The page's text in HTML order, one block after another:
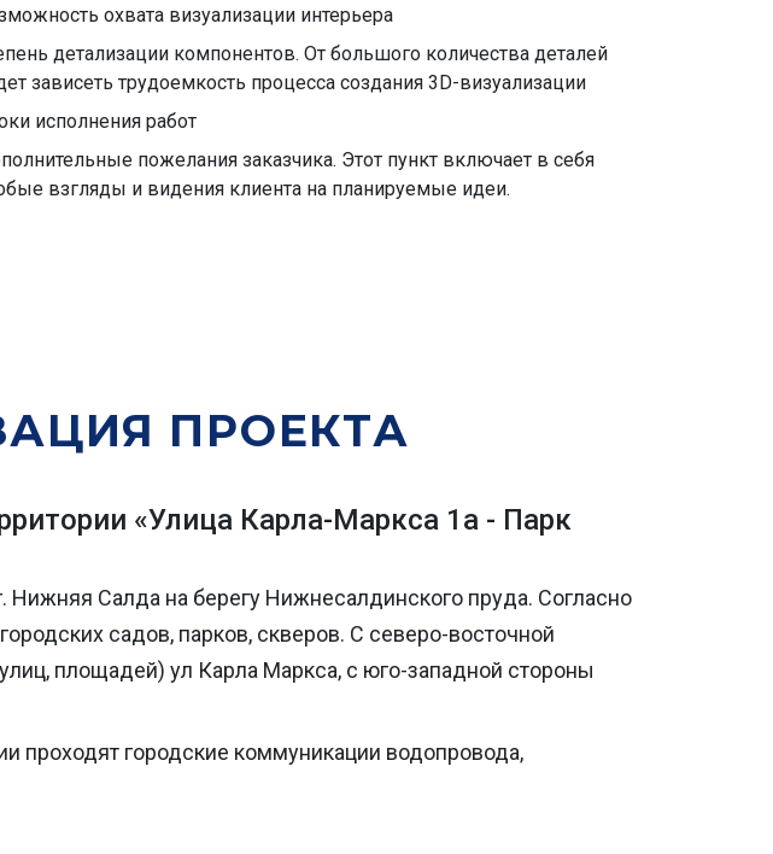
охвата визуализации интерьера
детализации компонентов. От большого количества деталей
зависеть трудоемкость процесса создания 3D-визуализации
исполнения работ
пожелания заказчика. Этот пункт включает в себя
взгляды и видения клиента на планируемые идеи.
ПРОЕКТА
«Улица Карла-Маркса 1а - Парк
Нижняя Салда на берегу Нижнесалдинского пруда. Согласно
садов, парков, скверов. С северо-восточной
площадей) ул Карла Маркса, с юго-западной стороны
проходят городские коммуникации водопровода,